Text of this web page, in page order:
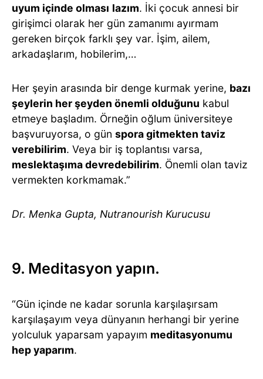
uyum içinde olması lazım. İki çocuk annesi bir
girişimci olarak her gün zamanımı ayırmam
gereken birçok farklı şey var. İşim, ailem,
arkadaşlarım, hobilerim,…
Her şeyin arasında bir denge kurmak yerine, bazı
şeylerin her şeyden önemli olduğunu kabul
etmeye başladım. Örneğin oğlum üniversiteye
başvuruyorsa, o gün spora gitmekten taviz
verebilirim. Veya bir iş toplantısı varsa,
meslektaşıma devredebilirim. Önemli olan taviz
vermekten korkmamak.”
Dr. Menka Gupta, Nutranourish Kurucusu
9. Meditasyon yapın.
“Gün içinde ne kadar sorunla karşılaşırsam
karşılaşayım veya dünyanın herhangi bir yerine
yolculuk yaparsam yapayım meditasyonumu
hep yaparım.